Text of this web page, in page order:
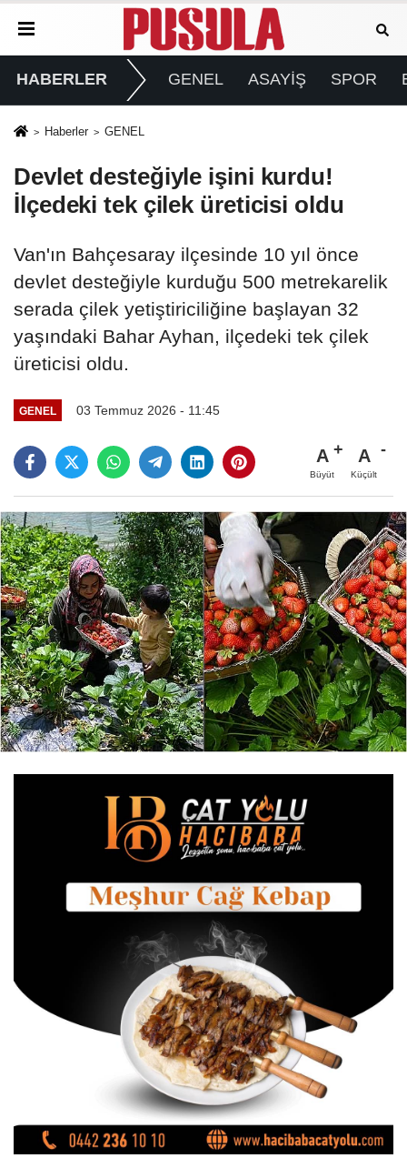
HABERLER GENEL ASAYİŞ SPOR
Haberler GENEL
Devlet desteğiyle işini kurdu!
İlçedeki tek çilek üreticisi oldu
Van'ın Bahçesaray ilçesinde 10 yıl önce
devlet desteğiyle kurduğu 500 metrekarelik
serada çilek yetiştiriciliğine başlayan 32
yaşındaki Bahar Ayhan, ilçedeki tek çilek
üreticisi oldu.
GENEL 03 Temmuz 2026 - 11:45
A
Büyüt
A
Küçült